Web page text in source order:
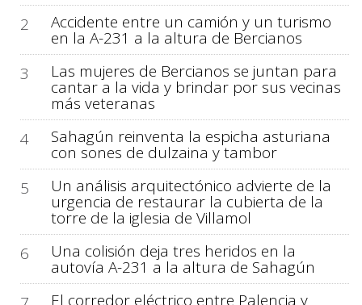
2
Accidente entre un camión y un turismo
en la A-231 a la altura de Bercianos
3
Las mujeres de Bercianos se juntan para
cantar a la vida y brindar por sus vecinas
más veteranas
4
Sahagún reinventa la espicha asturiana
con sones de dulzaina y tambor
5
Un análisis arquitectónico advierte de la
urgencia de restaurar la cubierta de la
torre de la iglesia de Villamol
6
Una colisión deja tres heridos en la
autovía A-231 a la altura de Sahagún
El corredor eléctrico entre Palencia y